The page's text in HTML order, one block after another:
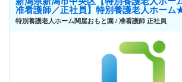
准看護師／正社員】特別養護老人ホー
特別養護老人ホーム関屋おもと園 / 准看護師 正社員